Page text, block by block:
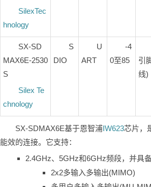
SilexTec
hnology
SX-SD
MAX6E-2530
S
Silex Te
chnology
S
DIO
U
ART
-4
0至85
引
线)
SX-SDMAX6E基于恩智浦 IW623芯片，
能效的连接。它支持：
2.4GHz、5GHz和6GHz频段，并具备
2x2多输入多输出(MIMO)